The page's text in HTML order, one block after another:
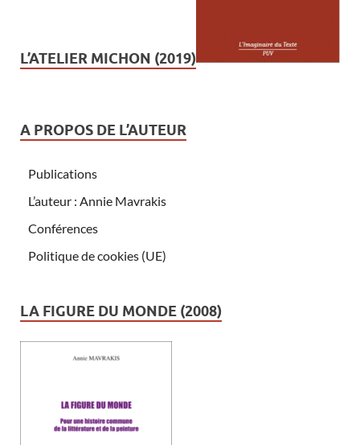
L’ATELIER MICHON (2019)
A PROPOS DE L’AUTEUR
Publications
L’auteur : Annie Mavrakis
Conférences
Politique de cookies (UE)
LA FIGURE DU MONDE (2008)